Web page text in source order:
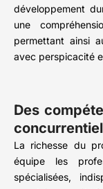
développement
une
permettant ainsi
avec perspicacité
Des
concurrentiel
La richesse du
équipe les
spécialisées,